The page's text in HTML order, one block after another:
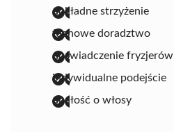
dokładne strzyżenie
fachowe doradztwo
doświadczenie fryzjerów
indywidualne podejście
dbałość o włosy